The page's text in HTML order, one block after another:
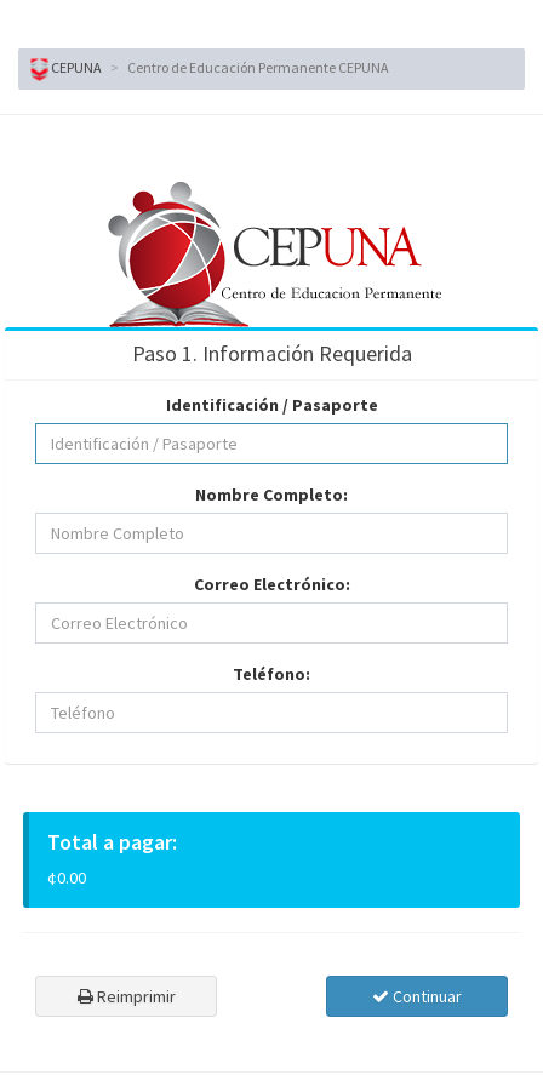
CEPUNA Centro de Educación Permanente CEPUNA
Paso 1. Información Requerida
Identificación / Pasaporte
Nombre Completo:
Correo Electrónico:
Teléfono:
Total a pagar:
¢0.00
Continuar
Reimprimir